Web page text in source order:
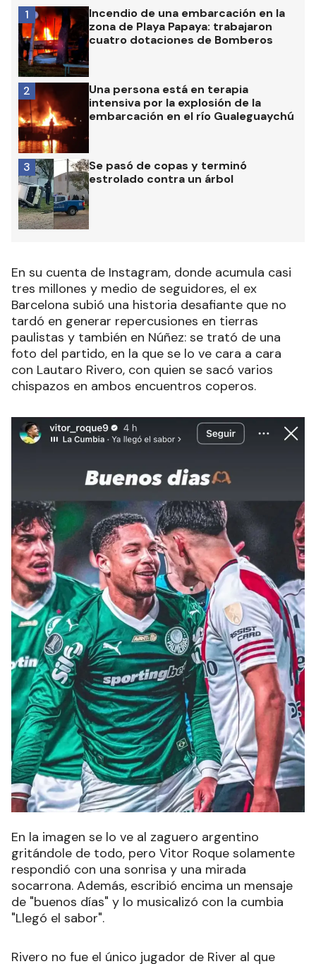
Incendio de una embarcación en la
zona de Playa Papaya: trabajaron
cuatro dotaciones de Bomberos
1
Una persona está en terapia
intensiva por la explosión de la
embarcación en el río Gualeguaychú
2
Se pasó de copas y terminó
estrolado contra un árbol
3
En su cuenta de Instagram, donde acumula casi
tres millones y medio de seguidores, el ex
Barcelona subió una historia desafiante que no
tardó en generar repercusiones en tierras
paulistas y también en Núñez: se trató de una
foto del partido, en la que se lo ve cara a cara
con Lautaro Rivero, con quien se sacó varios
chispazos en ambos encuentros coperos.
En la imagen se lo ve al zaguero argentino
gritándole de todo, pero Vitor Roque solamente
respondió con una sonrisa y una mirada
socarrona. Además, escribió encima un mensaje
de "buenos días" y lo musicalizó con la cumbia
"Llegó el sabor".
Rivero no fue el único jugador de River al que